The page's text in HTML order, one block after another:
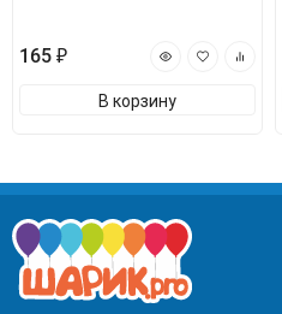
165 ₽
В корзину